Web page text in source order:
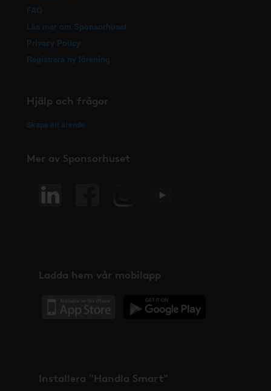
FAQ
Läs mer om Sponsorhuset
Privacy Policy
Registrera ny förening
Hjälp och frågor
Skapa ett ärende
Mer av Sponsorhuset
Ladda hem vår mobilapp
Installera "Handla Smart"